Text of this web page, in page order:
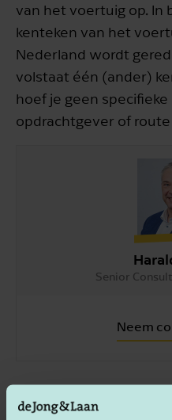
van het voertuig op. In
kenteken van het
Nederland wordt
volstaat één (ander)
hoef je geen
opdrachtgever of
Senior
Neem
WHITEPAPER